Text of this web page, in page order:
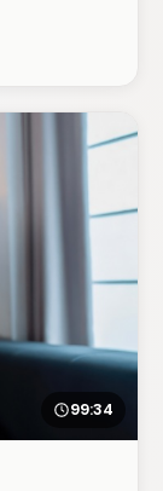
应，适合喜
周末一口气
99:34